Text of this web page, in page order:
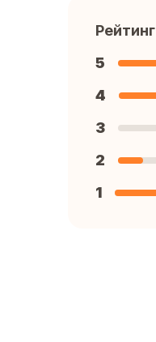
Рейтинг
5
4
3
2
1